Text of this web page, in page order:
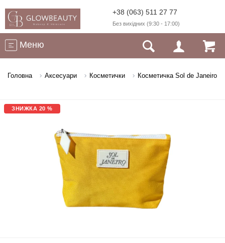
+38 (063) 511 27 77
Без вихідних (9:30 - 17:00)
Меню
Головна Аксесуари Косметички Косметичка Sol de Janeiro
ЗНИЖКА 20 %